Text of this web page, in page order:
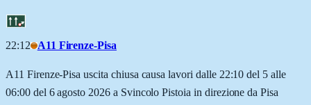
22:12 A11 Firenze-Pisa
A11 Firenze-Pisa uscita chiusa causa lavori dalle 22:10 del 5 alle
06:00 del 6 agosto 2026 a Svincolo Pistoia in direzione da Pisa